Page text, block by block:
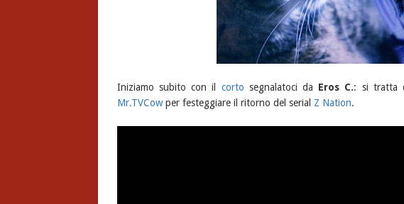
Iniziamo subito con il corto segnalatoci da Eros C.: si tratta
Mr.TVCowper festeggiare il ritorno del serial Z Nation.